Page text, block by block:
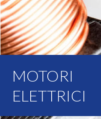
MOTORI
ELETTRICI